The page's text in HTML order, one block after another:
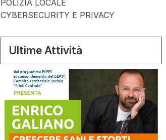
POLIZIA LOCALE
CYBERSECURITY E PRIVACY
Ultime Attività